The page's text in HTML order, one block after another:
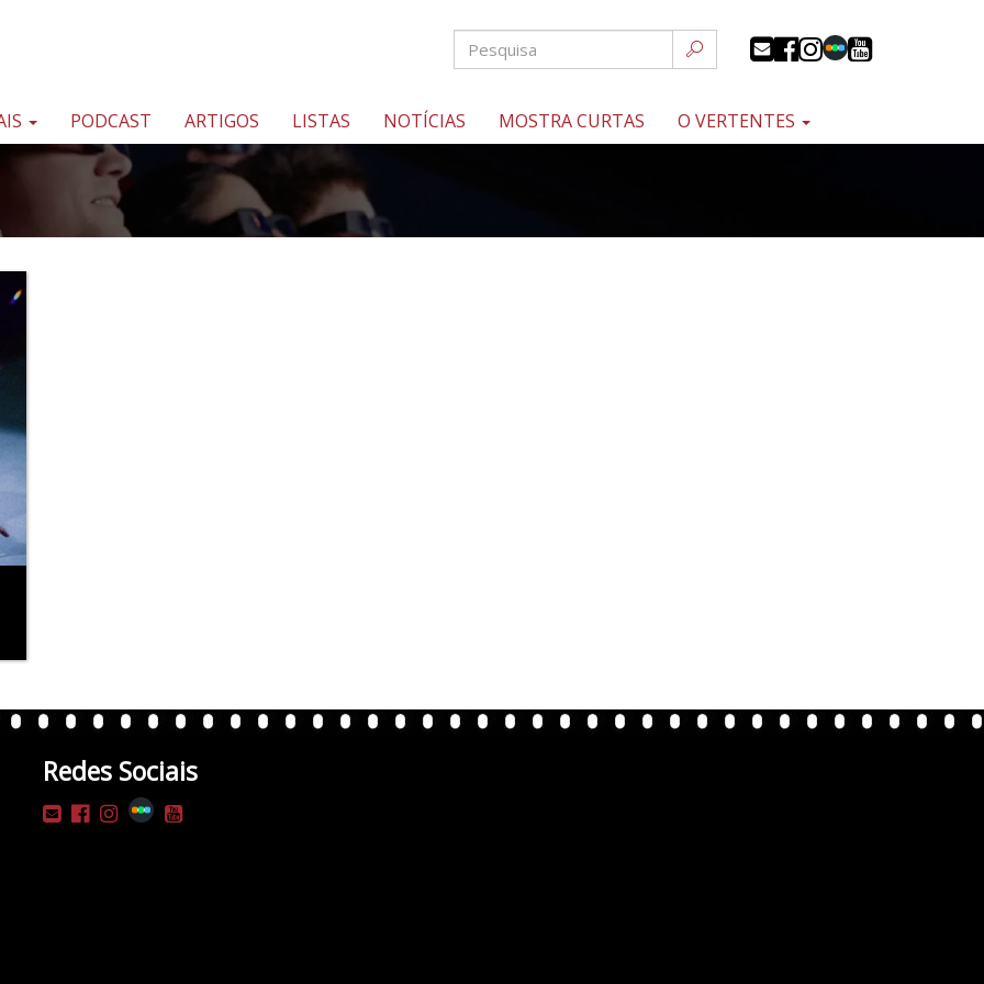
PODCAST ARTIGOS LISTAS NOTÍCIAS MOSTRA CURTAS O VERTENTES
Redes Sociais